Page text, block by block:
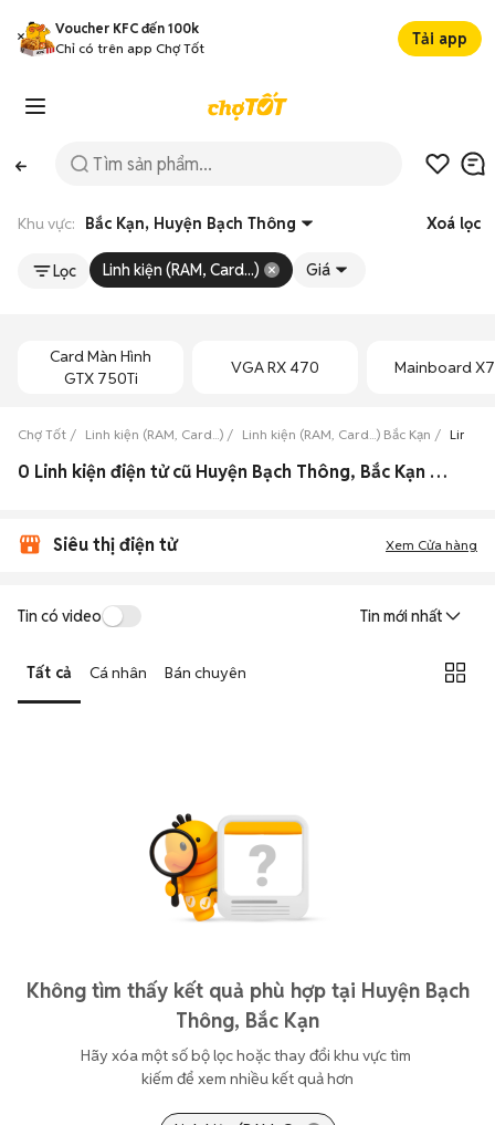
Voucher KFC đến 100k
Chỉ có trên app Chợ Tốt
Tải app
Khu vực: Bắc Kạn, Huyện Bạch Thông Xoá lọc
Lọc Linh kiện (RAM, Card...) Giá
Card Màn Hình
GTX 750Ti
VGA RX 470 Mainboard
Chợ Tốt Linh kiện (RAM, Card...) Linh kiện (RAM, Card...) Bắc Kạn Linh
0 Linh kiện điện tử cũ Huyện Bạch Thông, Bắc Kạn giá rẻ
Siêu thị điện tử Xem Cửa hàng
Tin có video Tin mới nhất
Tất cả Cá nhân Bán chuyên
Không tìm thấy kết quả phù hợp tại Huyện Bạch
Thông, Bắc Kạn
Hãy xóa một số bộ lọc hoặc thay đổi khu vực tìm
kiếm để xem nhiều kết quả hơn